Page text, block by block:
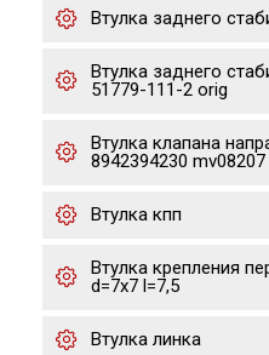
Втулка заднего
Втулка заднего
51779-111-2 orig
Втулка клапана
8942394230 mv08207
Втулка кпп
Втулка крепления
d=7x7 l=7,5
Втулка линка